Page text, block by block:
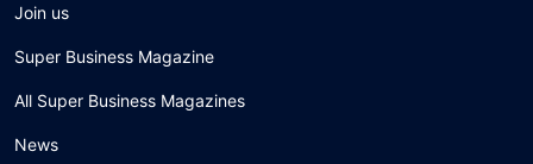
Join us
Super Business Magazine
All Super Business Magazines
News